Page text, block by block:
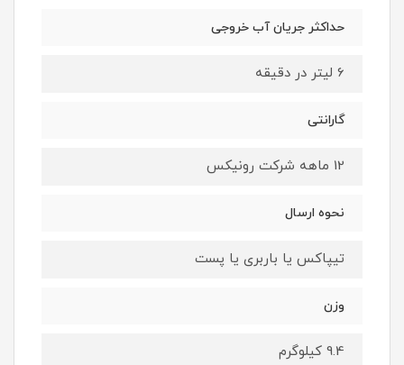
حداکثر جریان آب خروجی
6 لیتر در دقیقه
گارانتی
12 ماهه شرکت رونیکس
نحوه ارسال
تیپاکس یا باربری یا پست
وزن
9.4 کیلوگرم